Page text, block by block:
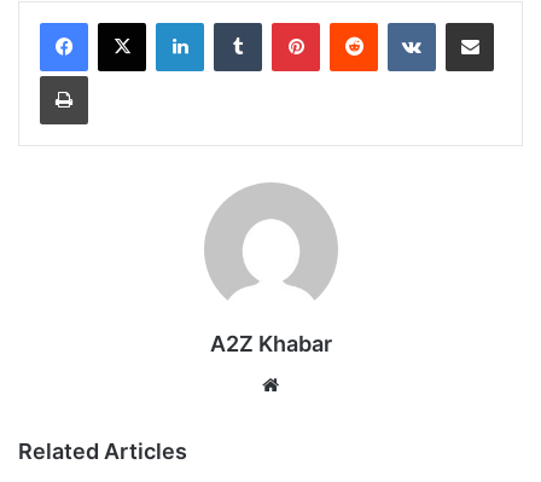
LinkedInTumblr PinterestReddit VKontakteShare via Email
Print
A2Z Khabar
Related Articles